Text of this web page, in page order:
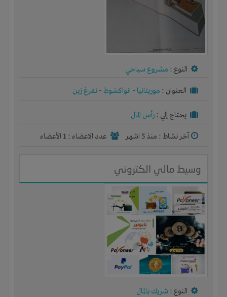
النوع : مشروع سياحي
العنوان : موريتانيا - انواكشوط- تفرغ زين
يحتاج إلي : رأس المال
آخر نشاط : منذ 5 اشهر عدد الاعضاء : 1 الأعضاء
وسيط مالي الكتروني
النوع : شريك بالمال